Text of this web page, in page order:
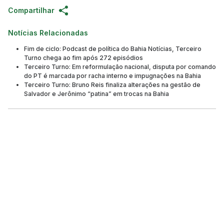
Compartilhar
Notícias Relacionadas
Fim de ciclo: Podcast de política do Bahia Notícias, Terceiro
Turno chega ao fim após 272 episódios
Terceiro Turno: Em reformulação nacional, disputa por comando
do PT é marcada por racha interno e impugnações na Bahia
Terceiro Turno: Bruno Reis finaliza alterações na gestão de
Salvador e Jerônimo “patina” em trocas na Bahia